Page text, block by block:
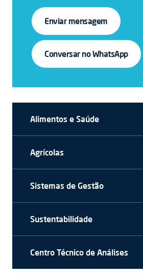
Enviar mensagem
Conversar no WhatsApp
Alimentos e Saúde
Agrícolas
Sistemas de Gestão
Sustentabilidade
Centro Técnico de Análises